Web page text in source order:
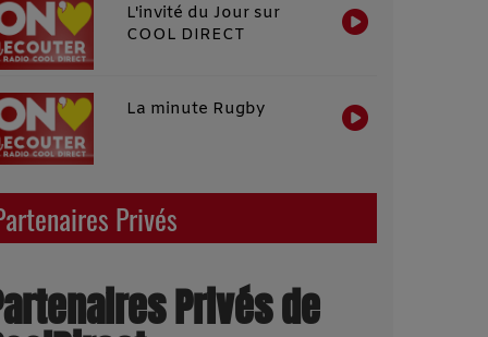
L'invité du Jour sur
COOL DIRECT
La minute Rugby
Privés
Privés de